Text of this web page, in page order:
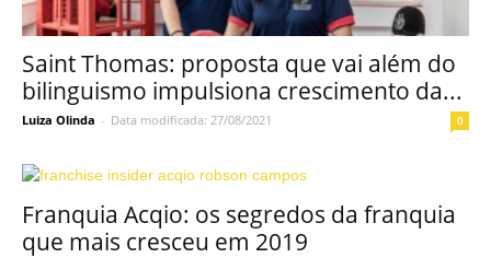
Saint Thomas: proposta que vai além do
bilinguismo impulsiona crescimento da...
Luiza Olinda - Data modificada: 27/08/2021 0
Franquia Acqio: os segredos da franquia
que mais cresceu em 2019